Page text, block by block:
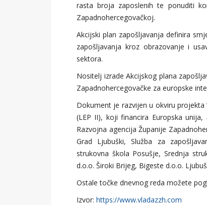
rasta broja zaposlenih te ponuditi
Zapadnohercegovačkoj.
Akcijski plan zapošljavanja definira
zapošljavanja kroz obrazovanje i
sektora.
Nositelj izrade Akcijskog plana
Zapadnohercegovačke za europske
Dokument je razvijen u okviru projekta
(LEP II), koji financira Europska
Razvojna agencija Županije
Grad Ljubuški, Služba za
strukovna škola Posušje, Srednja
d.o.o. Široki Brijeg, Bigeste d.o.o.
Ostale točke dnevnog reda možete
Izvor: https://www.vladazzh.com